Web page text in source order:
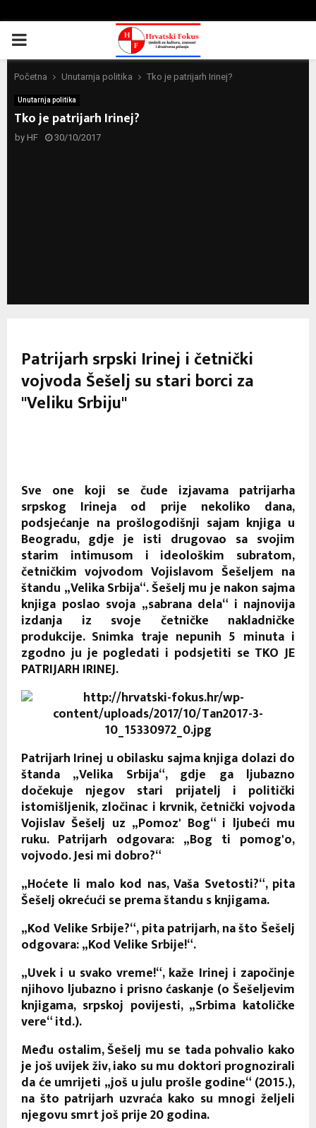
PRIMARY
MENU
Početna Unutarnja politika Tko je patrijarh Irinej?
Unutarnja politika
Tko je patrijarh Irinej?
by HF 30/10/2017
Patrijarh srpski Irinej i četnički
vojvoda Šešelj su stari borci za
"Veliku Srbiju"
Sve one koji se čude izjavama patrijarha
srpskog Irineja od prije nekoliko dana,
podsjećanje na prošlogodišnji sajam knjiga u
Beogradu, gdje je isti drugovao sa svojim
starim intimusom i ideološkim subratom,
četničkim vojvodom Vojislavom Šešeljem na
štandu „Velika Srbija“. Šešelj mu je nakon sajma
knjiga poslao svoja „sabrana dela“ i najnovija
izdanja iz svoje četničke nakladničke
produkcije. Snimka traje nepunih 5 minuta i
zgodno ju je pogledati i podsjetiti se TKO JE
PATRIJARH IRINEJ.
Patrijarh Irinej u obilasku sajma knjiga dolazi do
štanda „Velika Srbija“, gdje ga ljubazno
dočekuje njegov stari prijatelj i politički
istomišljenik, zločinac i krvnik, četnički vojvoda
Vojislav Šešelj uz „Pomoz' Bog“ i ljubeći mu
ruku. Patrijarh odgovara: „Bog ti pomog'o,
vojvodo. Jesi mi dobro?“
„Hoćete li malo kod nas, Vaša Svetosti?“, pita
Šešelj okrećući se prema štandu s knjigama.
„Kod Velike Srbije?“, pita patrijarh, na što Šešelj
odgovara: „Kod Velike Srbije!“.
„Uvek i u svako vreme!“, kaže Irinej i započinje
njihovo ljubazno i prisno ćaskanje (o Šešeljevim
knjigama, srpskoj povijesti, „Srbima katoličke
vere“ itd.).
Među ostalim, Šešelj mu se tada pohvalio kako
je još uvijek živ, iako su mu doktori prognozirali
da će umrijeti „još u julu prošle godine“ (2015.),
na što patrijarh uzvraća kako su mnogi željeli
njegovu smrt još prije 20 godina.